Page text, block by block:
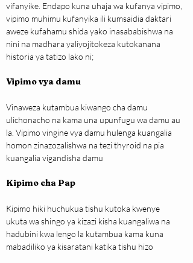
vifanyike. Endapo kuna uhaja wa kufanya vipimo,
vipimo muhimu kufanyika ili kumsaidia daktari
aweze kufahamu shida yako inasababishwa na
nini na madhara yaliyojitokeza kutokanana
historia ya tatizo lako ni;
Vipimo vya damu
Vinaweza kutambua kiwango cha damu
ulichonacho na kama una upunfugu wa damu au
la. Vipimo vingine vya damu hulenga kuangalia
homon zinazozalishwa na tezi thyroid na pia
kuangalia vigandisha damu
Kipimo cha Pap
Kipimo hiki huchukua tishu kutoka kwenye
ukuta wa shingo ya kizazi kisha kuangaliwa na
hadubini kwa lengo la kutambua kama kuna
mabadiliko ya kisaratani katika tishu hizo